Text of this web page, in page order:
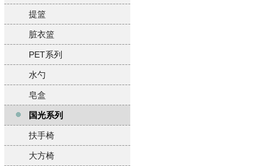
提篮
脏衣篮
PET系列
水勺
皂盒
国光系列
扶手椅
大方椅